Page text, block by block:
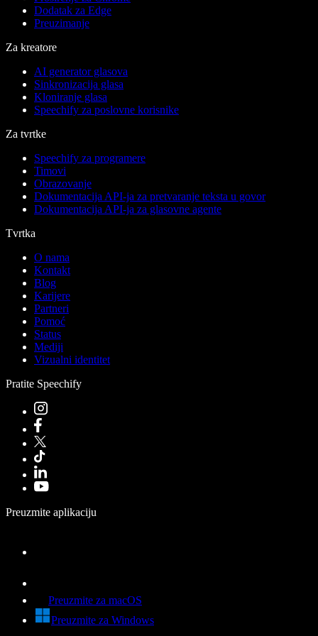
Dodatak za Edge
Preuzimanje
Za kreatore
AI generator glasova
Sinkronizacija glasa
Kloniranje glasa
Speechify za poslovne korisnike
Za tvrtke
Speechify za programere
Timovi
Obrazovanje
Dokumentacija API-ja za pretvaranje teksta u govor
Dokumentacija API-ja za glasovne agente
Tvrtka
O nama
Kontakt
Blog
Karijere
Partneri
Pomoć
Status
Mediji
Vizualni identitet
Pratite Speechify
Preuzmite aplikaciju
Preuzmite za macOS
Preuzmite za Windows